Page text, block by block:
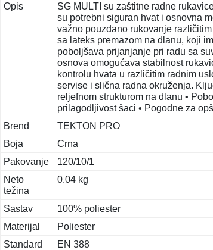
Opis
SG MULTI su zaštitne radne
su potrebni siguran hvat i osnovna
važno pouzdano rukovanje
sa lateks premazom na dlanu, koji
poboljšava prijanjanje pri radu sa
osnova omogućava stabilnost
kontrolu hvata u različitim radnim
servise i slična radna okruženja.
reljefnom strukturom na dlanu •
prilagodljivost šaci • Pogodne za
Brend
TEKTON PRO
Boja
Crna
Pakovanje
120/10/1
Neto
težina
0.04 kg
Sastav
100% poliester
Materijal
Poliester
Standard
EN 388